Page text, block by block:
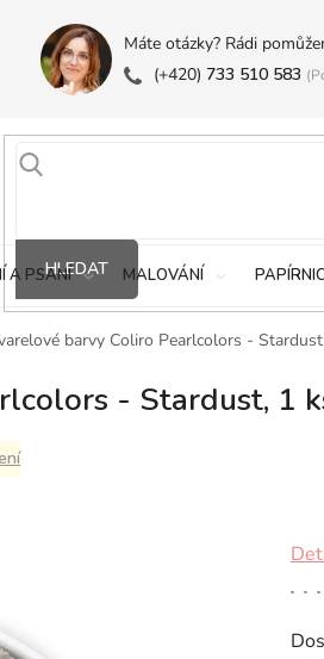
Máte otázky? Rádi
(+420) 733 510 583
HLEDAT
A PSANÍ MALOVÁNÍ
barvy Coliro Pearlcolors -
- Stardust, 1